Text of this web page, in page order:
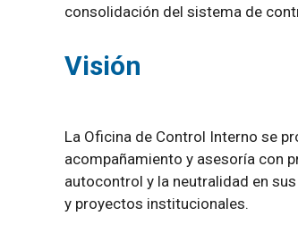
consolidación del sistema de
Visión
La Oficina de Control Interno se
acompañamiento y asesoría con
autocontrol y la neutralidad en
y proyectos institucionales.